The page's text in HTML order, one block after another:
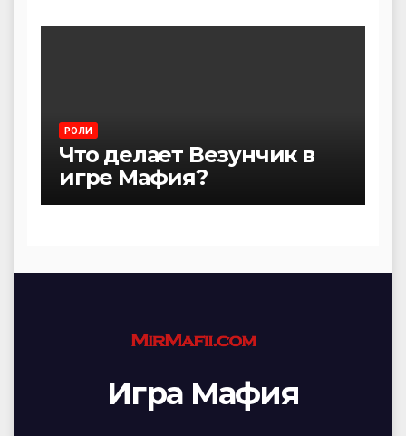
РОЛИ
Что делает Везунчик в
игре Мафия?
Игра Мафия